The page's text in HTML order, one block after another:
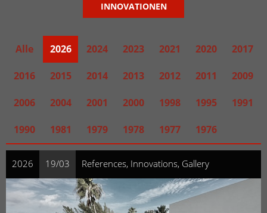
INNOVATIONEN
Alle 2026 2024 2023 2021 2020 2017
2016 2015 2014 2013 2012 2011 2009
2006 2004 2001 2000 1998 1995 1991
1990 1981 1979 1978 1977 1976
2026 19/03 References, Innovations, Gallery